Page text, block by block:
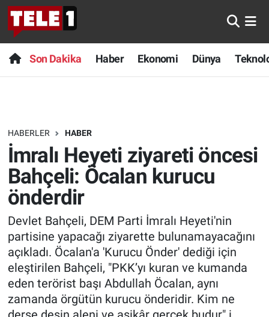
Son Dakika Haber Ekonomi Dünya
HABERLER HABER
İmralı Heyeti ziyareti öncesi
Bahçeli: Öcalan kurucu
önderdir
Devlet Bahçeli, DEM Parti İmralı Heyeti'nin
partisine yapacağı ziyarette bulunamayacağını
açıkladı. Öcalan'a 'Kurucu Önder' dediği için
eleştirilen Bahçeli, "PKK’yı kuran ve kumanda
eden terörist başı Abdullah Öcalan, aynı
zamanda örgütün kurucu önderidir. Kim ne
Anında Manşet
Başka Sohbetler
Bilim turu
Bilim ve Teknoloji Evreni
Doğa Konuşuyor
Dünya
Ege Saati
Ege'den Esintiler
Son Dakika
Haber
Dünya
Teknoloji
Sağlık
Spor
Yayın Akışı
İletişim
Nöbetçi Eczaneler
Hava Durumu
Trafik Durumu
Süper Lig Puan Durumu ve Fikstür
Tüm Manşetler
Son Dakika Haberleri
Haber Arşivi